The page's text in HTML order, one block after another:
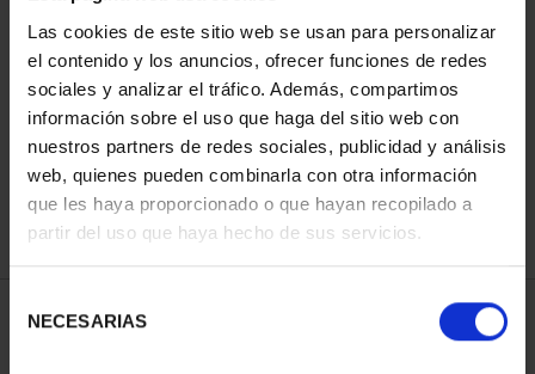
Las cookies de este sitio web se usan para personalizar
el contenido y los anuncios, ofrecer funciones de redes
sociales y analizar el tráfico. Además, compartimos
información sobre el uso que haga del sitio web con
nuestros partners de redes sociales, publicidad y análisis
web, quienes pueden combinarla con otra información
que les haya proporcionado o que hayan recopilado a
partir del uso que haya hecho de sus servicios.
NECESARIAS
ORDENAR POR:
REFINAR
1 Productos encontrados